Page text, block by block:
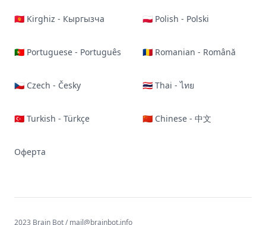
🇰🇬 Kirghiz - Кыргызча 🇵🇱 Polish - Polski
🇵🇹 Portuguese - Português 🇷🇴 Romanian - Română
🇨🇿 Czech - Česky 🇹🇭 Thai - ไทย
🇹🇷 Turkish - Türkçe 🇨🇳 Chinese - 中文
Оферта
2023 Brain Bot /mail@brainbot.info